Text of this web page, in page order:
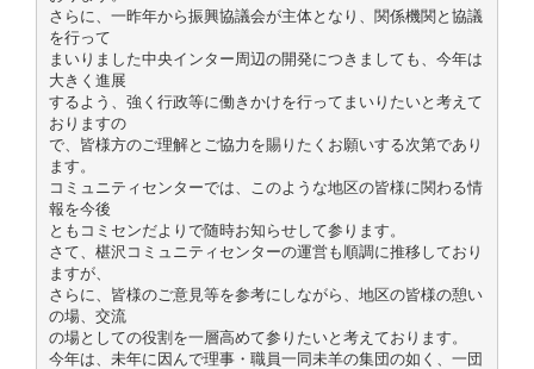
さらに、一昨年から振興協議会が主体となり、関係機関と協議
を行って
まいりました中央インター周辺の開発につきましても、今年は
大きく進展
するよう、強く行政等に働きかけを行ってまいりたいと考えて
おりますの
で、皆様方のご理解とご協力を賜りたくお願いする次第であり
ます。
コミュニティセンターでは、このような地区の皆様に関わる情
報を今後
ともコミセンだよりで随時お知らせして参ります。
さて、椹沢コミュニティセンターの運営も順調に推移しており
ますが、
さらに、皆様のご意見等を参考にしながら、地区の皆様の憩い
の場、交流
の場としての役割を一層高めて参りたいと考えております。
今年は、未年に因んで理事・職員一同未羊の集団の如く、一団